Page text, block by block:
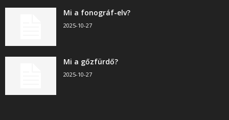
Mi a fonográf-elv?
2025-10-27
Mi a gőzfürdő?
2025-10-27